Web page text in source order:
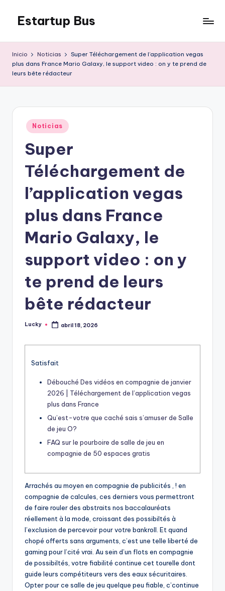
Saltar
contenido
Estartup Bus
Inicio Noticias
Super Téléchargement de l’application vegas
plus dans France Mario Galaxy, le support video : on y te prend de
leurs bête rédacteur
Publicado
en
Noticias
Super
Téléchargement de
l’application vegas
plus dans France
Mario Galaxy, le
support video : on y
te prend de leurs
bête rédacteur
Publicado
Lucky abril 18, 2026
Satisfait
Débouché Des vidéos en compagnie de janvier
2026 | Téléchargement de l’application vegas
plus dans France
Qu’est-votre que caché sais s’amuser de Salle
de jeu O?
FAQ sur le pourboire de salle de jeu en
compagnie de 50 espaces gratis
Arrachés au moyen en compagnie de publicités , ! en
compagnie de calcules, ces derniers vous permettront
de faire rouler des abstraits nos baccalauréats
réellement à la mode, croissant des possibiltés à
l’exclusion de percevoir pour votre bankroll. Et quand
chopé offerts sans arguments, c’est une telle liberté de
gaming pour l’cité vrai. Au sein d’un flots en compagnie
de possibiltés, votre fiabilité continue cet tourelle dont
guide leurs compétiteurs vers des eaux sécuritaires.
Opter pour ce salle de jeu quelque peu fiable, c’continue